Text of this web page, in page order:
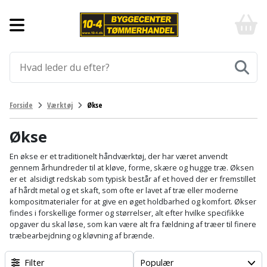
Aluprofiler
Armering
Befæstigelse
Bordplade
Byggeplader
Bygningsbeslag
Gulve
Fliser
og
klinker
Gulvtilbehør
Gulvunderlag
Gulvvarme
Laminatgulv
Værktøj
Afmærkning
Arbejdsbuk
Arbejdsvogn
Bærehåndtag
Båndstrammer
og
Elværktøj
Afkortersav
Afstandsmåler
Arbejdsbord
Arbejdslamper
og
Havemaskiner
Brændekløver
Buskrydder
Dykpumpe
Hus,
have
og
fritid
Affaldssortering
Maling
-
billigt
og
Klik
Forside Værktøj Økse
Økse
En økse er et traditionelt håndværktøj, der har været anvendt
gennem århundreder til at kløve, forme, skære og hugge træ. Øksen
er et alsidigt redskab som typisk består af et hoved der er fremstillet
af hårdt metal og et skaft, som ofte er lavet af træ eller moderne
kompositmaterialer for at give en øget holdbarhed og komfort. Økser
findes i forskellige former og størrelser, alt efter hvilke specifikke
opgaver du skal løse, som kan være alt fra fældning af træer til finere
træbearbejdning og kløvning af brænde.
Filter Populær